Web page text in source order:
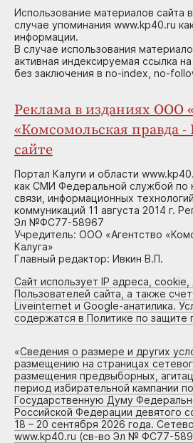
Использование материалов сайта
случае упоминания www.kp40.ru
информации.
В случае использования
активная индексируемая ссылка
без заключения в no-index, no-
Реклама в изданиях ООО
«Комсомольская правда -
сайте
Портал Калуги и области
как СМИ Федеральной службой по
связи, информационных
коммуникаций 11 августа 2014 г.
Эл №ФС77-58967
Учредитель: ООО «Агентство
Калуга»
Главный редактор: Ивкин В.П.
Сайт использует IP адреса,
Пользователей сайта, а также
Liveinternet и Google-анатилика.
содержатся в Политике по защите
«Сведения о размере и других
размещению на страницах
размещения предвыборных,
период избирательной кампании
Государственную Думу
Российской Федерации девятого
18 – 20 сентября 2026 года.
www.kp40.ru (св-во Эл № ФС77-